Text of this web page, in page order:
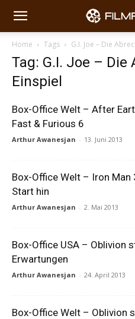
Home Tags G.I. Joe – Die
Tag: G.I. Joe – Die
Einspiel
Box-Office Welt – After
Fast & Furious 6
Arthur Awanesjan - 13. Juni 2013
Box-Office Welt – Iron
Start hin
Arthur Awanesjan - 2. Mai 2013
Box-Office USA – Oblivion
Erwartungen
Arthur Awanesjan - 24. April 2013
Box-Office Welt – Oblivion